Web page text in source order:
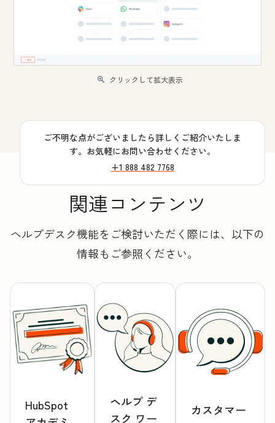
クリックして拡大表示
ご不明な点がございましたら詳しくご紹介いたしま
す。お気軽にお問い合わせください。
+1 888 482 7768
関連コンテンツ
ヘルプデスク機能をご検討いただく際には、以下の
情報もご参照ください。
HubSpot
ヘルプ デ
スク ワー
カスタマー